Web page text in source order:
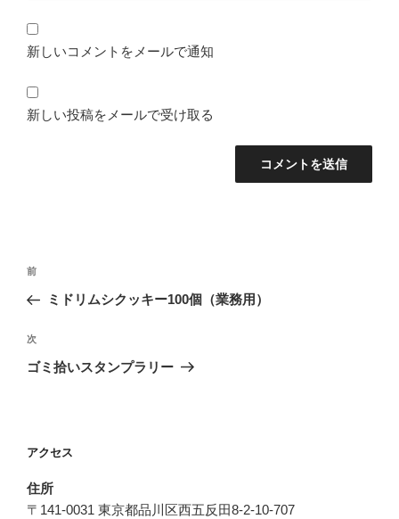
新しいコメントをメールで通知
新しい投稿をメールで受け取る
投
ナ
ビ
ゲ
ン
前
の
稿
前
ミドリムシクッキー100個（業務用）
次
の
次
ゴミ拾いスタンプラリー
アクセス
住所
〒141-0031 東京都品川区西五反田8-2-10-707